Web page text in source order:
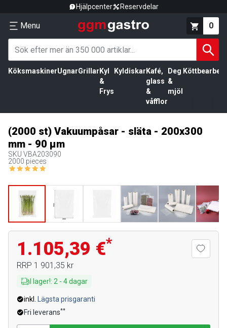
Hjälpcenter Reservdelar
Menu 0
KöksmaskinerUgnarGrillar Kyl
&
Frys
Kyldiskar Kafé,
glass
&
våfflor
Deg
&
mjöl
(2000 st) Vakuumpåsar - släta - 200x300
mm - 90 µm
SKU VBA203090
2000 pieces
1.105,39 €*
RRP 1 901,35 kr
I lager!: 2 - 4dagar
inkl.
Lägsta prisgaranti
Fri leverans**